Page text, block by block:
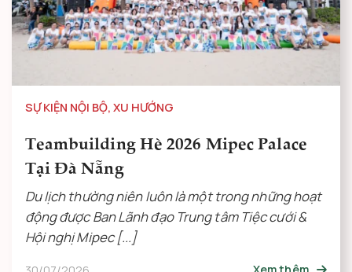
SỰ KIỆN NỘI BỘ, XU HƯỚNG
Teambuilding Hè 2026 Mipec Palace
Tại Đà Nẵng
Du lịch thường niên luôn là một trong những hoạt
động được Ban Lãnh đạo Trung tâm Tiệc cưới &
Hội nghị Mipec [...]